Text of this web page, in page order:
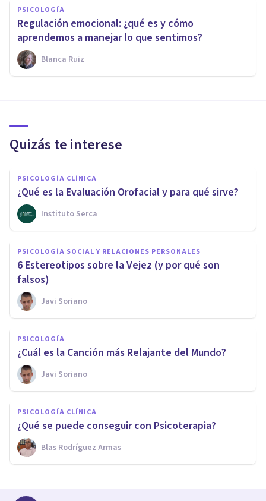
PSICOLOGÍA
Regulación emocional: ¿qué es y cómo
aprendemos a manejar lo que sentimos?
Blanca Ruiz
Quizás te interese
PSICOLOGÍA CLÍNICA
¿Qué es la Evaluación Orofacial y para qué sirve?
Instituto Serca
PSICOLOGÍA SOCIAL Y RELACIONES PERSONALES
6 Estereotipos sobre la Vejez (y por qué son
falsos)
Javi Soriano
PSICOLOGÍA
¿Cuál es la Canción más Relajante del Mundo?
Javi Soriano
PSICOLOGÍA CLÍNICA
¿Qué se puede conseguir con Psicoterapia?
Blas Rodríguez Armas